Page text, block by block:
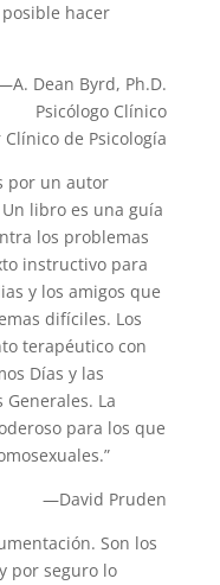
hacer
Dean Byrd, Ph.D.
Psicólogo Clínico
Clínico de Psicología
por un autor
libro es una guía
los problemas
instructivo para
y los amigos que
difíciles. Los
terapéutico con
Días y las
La
para los que
—David Pruden
Son los
por seguro lo